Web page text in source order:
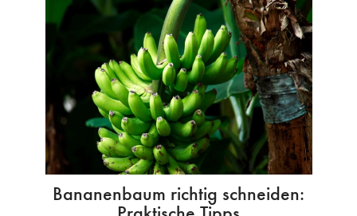
Bananenbaum richtig schneiden: